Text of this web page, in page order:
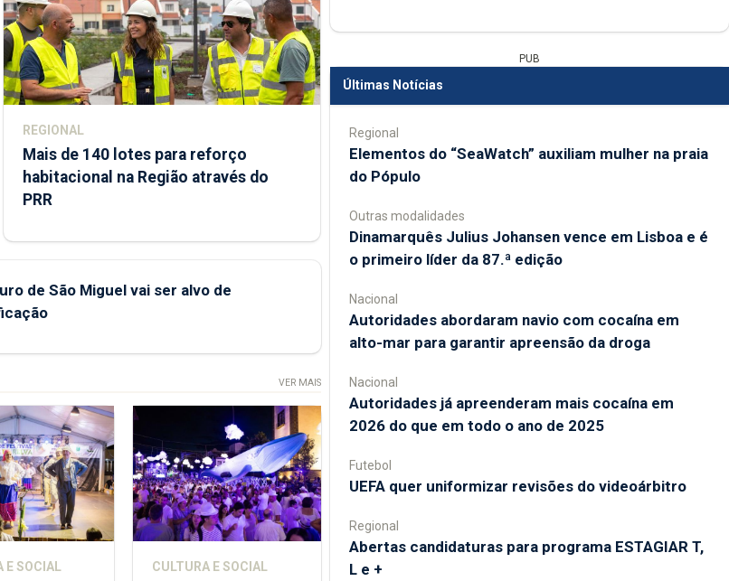
REGIONAL
Mais de 140 lotes para reforço
habitacional na Região através do
PRR
de São Miguel vai ser alvo de
VER MAIS
E SOCIAL CULTURA E SOCIAL
PUB
Últimas Notícias
Regional
​Elementos do “SeaWatch” auxiliam mulher na praia
do Pópulo
Outras modalidades
Dinamarquês Julius Johansen vence em Lisboa e é
o primeiro líder da 87.ª edição
Nacional
Autoridades abordaram navio com cocaína em
alto-mar para garantir apreensão da droga
Nacional
Autoridades já apreenderam mais cocaína em
2026 do que em todo o ano de 2025
Futebol
UEFA quer uniformizar revisões do videoárbitro
Regional
Abertas candidaturas para programa ESTAGIAR T,
L e +